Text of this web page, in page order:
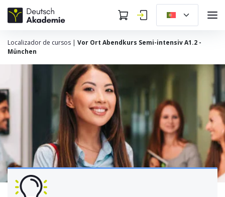
Localizador de cursos | Vor Ort Abendkurs Semi-intensiv A1.2 -
München